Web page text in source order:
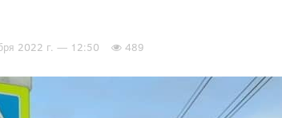
2022 г. — 12:50 489